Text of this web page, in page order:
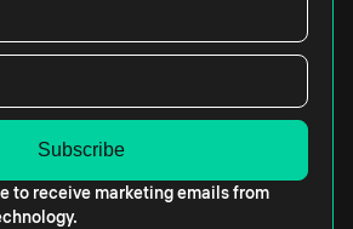
to receive marketing emails from